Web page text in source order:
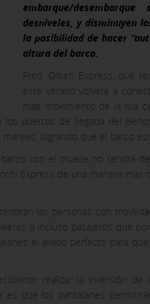
embarque/
desniveles, y disminuyen
la posibilidad de hacer
altura del barco.
Fred. Olsen Express, que
este verano volverá a
más movimiento de la isla
puertos de llegada del
logrando que el barco
con el muelle no tendrá
Express de una manera
las personas con
o incluso pasajeros que
el aliado perfecto para
realizar la inversión de
que los pantalanes
sistemas. Puedes configurar